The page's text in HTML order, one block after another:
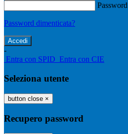
Password
Password dimenticata?
-
Entra con SPID Entra con CIE
Seleziona utente
button close ×
Recupero password